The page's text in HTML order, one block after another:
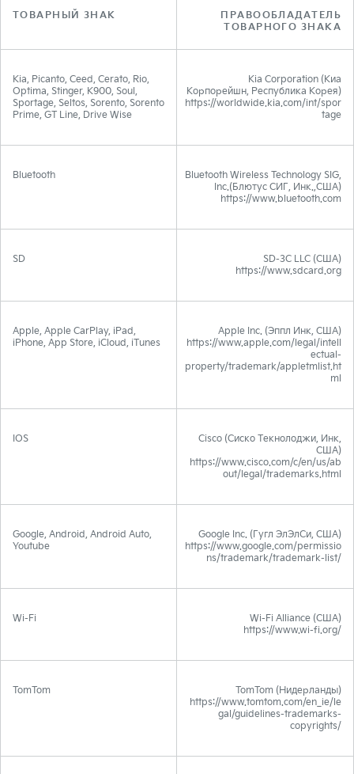
ТОВАРНЫЙ ЗНАК
ПРАВООБЛАДАТЕЛЬ
ТОВАРНОГО ЗНАКА
Kia, Picanto, Ceed, Cerato, Rio,
Optima, Stinger, K900, Soul,
Sportage, Seltos, Sorento, Sorento
Prime, GT Line, Drive Wise
Kia Corporation (Киа
Корпорейшн, Республика Корея)
https://worldwide.kia.com/int/spor
tage
Bluetooth
Bluetooth Wireless Technology SIG,
Inc.(Блютус СИГ, Инк.,США)
https://www.bluetooth.com
SD
SD-3C LLC (США)
https://www.sdcard.org
Apple, Apple CarPlay, iPad,
iPhone, App Store, iCloud, iTunes
Apple Inc. (Эппл Инк, США)
https://www.apple.com/legal/intell
ectual-
property/trademark/appletmlist.ht
ml
IOS
Cisco (Сиско Текнолоджи, Инк,
США)
https://www.cisco.com/c/en/us/ab
out/legal/trademarks.html
Google, Android, Android Auto,
Youtube
Google Inc. (Гугл ЭлЭлСи, США)
https://www.google.com/permissio
ns/trademark/trademark-list/
Wi-Fi
Wi-Fi Alliance (США)
https://www.wi-fi.org/
TomTom
TomTom (Нидерланды)
https://www.tomtom.com/en_ie/le
gal/guidelines-trademarks-
copyrights/